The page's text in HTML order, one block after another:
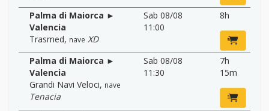
Palma di Maiorca ►
Valencia
Trasmed, nave XD
Sab 08/08
11:00
8h
Palma di Maiorca ►
Valencia
Grandi Navi Veloci, nave
Tenacia
Sab 08/08
11:30
7h
15m